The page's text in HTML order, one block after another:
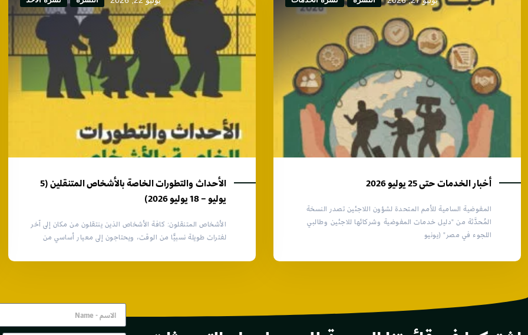
أخبار الخدمات حتى 25 يوليو 2026
المفوضية السامية للأمم المتحدة لشؤون اللاجئين تصدر النسخة
المُحدَّثة من "دليل خدمات المفوضية وشركائها للاجئين وطالبي
اللجوء في مصر" (يونيو
الأحداث والتطورات الخاصة بالأشخاص المتنقلين (5
يوليو – 18 يوليو 2026)
الأشخاص المتنقلون: كافة الأشخاص الذين ينتقلون من مكان إلى آخر
لفترات طويلة نسبيًّا من الوقت، ويحتاجون إلى معيار أساسي من